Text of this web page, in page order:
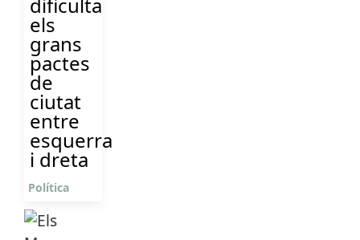
els
grans
pactes
de
ciutat
entre
esquerra
i dreta
Política